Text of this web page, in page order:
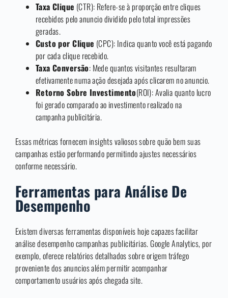
Taxa Clique (CTR): Refere-se à proporção entre cliques
recebidos pelo anuncio dividido pelo total impressões
geradas.
Custo por Clique (CPC): Indica quanto você está pagando
por cada clique recebido.
Taxa Conversão: Mede quantos visitantes resultaram
efetivamente numa ação desejada após clicarem no anuncio.
Retorno Sobre Investimento(ROI): Avalia quanto lucro
foi gerado comparado ao investimento realizado na
campanha publicitária.
Essas métricas fornecem insights valiosos sobre quão bem suas
campanhas estão performando permitindo ajustes necessários
conforme necessário.
Ferramentas para Análise De
Desempenho
Existem diversas ferramentas disponíveis hoje capazes facilitar
análise desempenho campanhas publicitárias. Google Analytics, por
exemplo, oferece relatórios detalhados sobre origem tráfego
proveniente dos anuncios além permitir acompanhar
comportamento usuários após chegada site.